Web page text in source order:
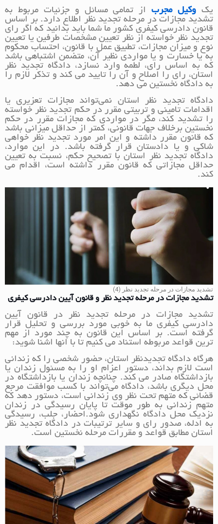
یک وکیل مجرباز تمامی مسائل و جزئیات مربوط به
تشدید مجازات در مرحله تجدید نظر اطلاع دارد. بر اساس
قانون دادرسی کیفری کشور ما شما باید بدانید که اگر رای
تجدید نظر خواسته از نظر تعیین مشخصات طرفین یا تعیین
نوع و میزان مجازات، تطبیق عمل با قانون، احتساب محکوم
به یا خسارت و یا مواردی نظیر آن، متضمن اشتباهی باشد
که به اساس رای، لطمه وارد نسازد، دادگاه تجدید نظر
استان، رای را اصلاح و آن را تایید می‏ کند و تذکر لازم را
به دادگاه نخستین می دهد.
دادگاه تجدید نظر استان نمی‌تواند مجازات تعزیری یا
اقدامات تامینی و تربیتی مقرر در حکم تجدید نظر خواسته
را تشدید کند، مگر در مواردی که مجازات مقرر در حکم
نخستین برخلاف جهات قانونی، کمتر از حداقل میزانی باشد
که قانون مقرر داشته و این امر مورد تجدید نظر خواهی
شاکی و یا دادستان قرار گرفته باشد. در این موارد،
دادگاه تجدید نظر استان با تصحیح حکم، نسبت به تعیین
حداقل مجازاتی که قانون مقرر داشته است، اقدام می
کند.
تشدید مجازات در مرحله تجدید نظر (4)
تشدید مجازات در مرحله تجدید نظر و قانون آیین دادرسی کیفری
تشدید مجازات در مرحله تجدید نظر در قانون آیین
دادرسی کیفری ما به خوبی مورد بررسی و تحلیل قرار
گرفته است. بر اساس این قانون به چند مورد از مهم
ترین قواعد مربوطه استناد می کنیم تا با انها اشنا شوید:
هرگاه دادگاه تجدیدنظر استان، حضور شخصی را که زندانی
است لازم بداند، دستور اعزام او را به مسئول زندان یا
بازداشتگاه صادر می کند. چنانچه زندان یا بازداشتگاه در
محل دیگری باشد، دادگاه می‌تواند با کسب موافقت مرجع
قضائی که متهم تحت نظر وی زندانی است، دستور دهد که
متهم زندانی به طور موقت تا پایان رسیدگی در زندان
نزدیک محل دادگاه نگهداری شود.احضار، جلب، رسیدگی
به ادله، صدور رای و سایر ترتیبات در دادگاه تجدید نظر
استان مطابق قواعد و مقررات مرحله نخستین است.